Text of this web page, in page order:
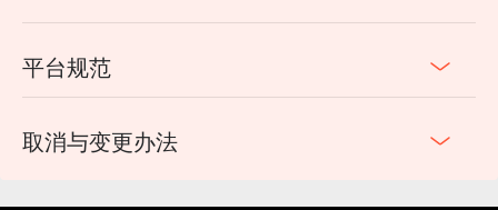
平台规范
取消与变更办法